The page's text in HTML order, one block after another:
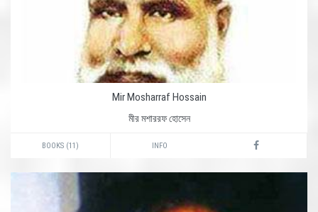
Mir Mosharraf Hossain
মীর মশাররফ হোসেন
BOOKS (11) INFO